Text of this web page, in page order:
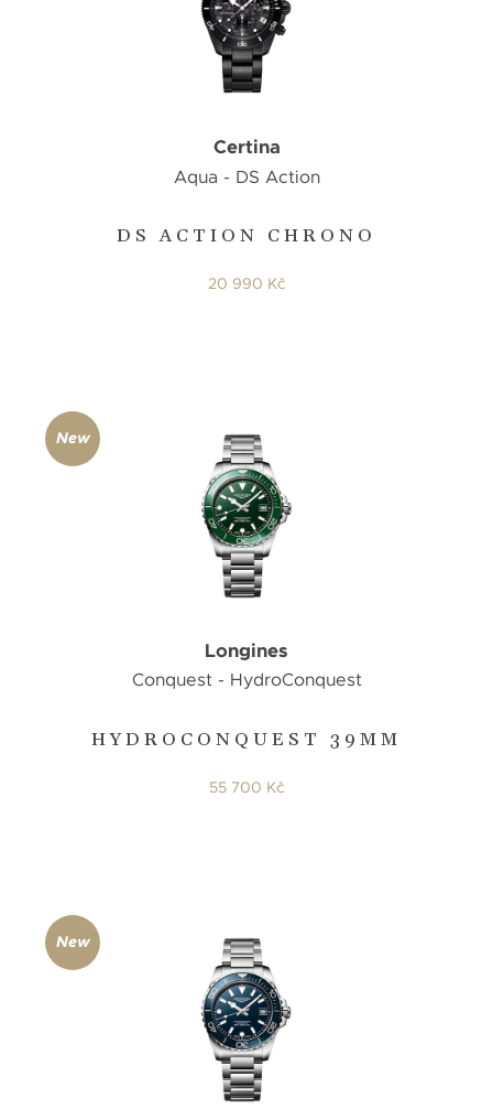
DS ACTION CHRONO
Certina
Aqua - DS Action
20 990 Kč
HYDROCONQUEST 39MM
Longines
Conquest - HydroConquest
55 700 Kč
New
New